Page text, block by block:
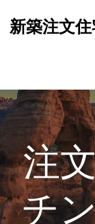
新築注文
注
チ